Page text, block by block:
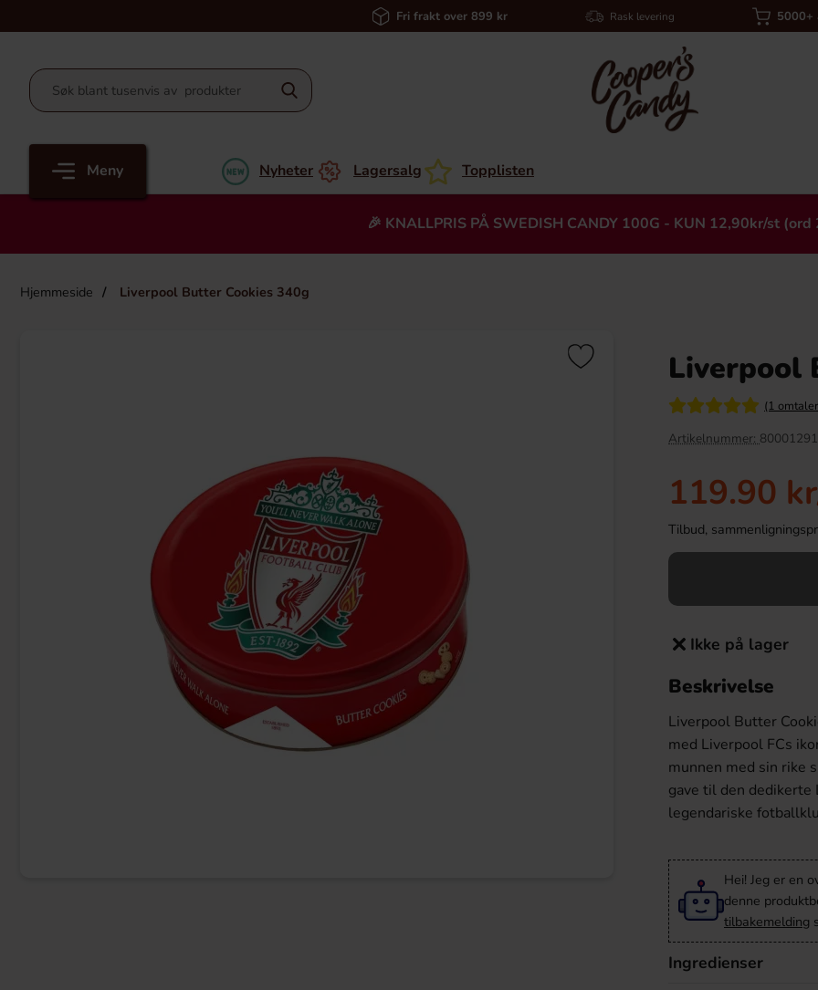
Fri frakt over 899 kr Rask levering 5000+
Meny Nyheter Lagersalg Topplisten
🎉 KNALLPRIS PÅ SWEDISH CANDY 100G - KUN 12,90kr/st (ord
Hjemmeside Liverpool Butter Cookies 340g
Heading
Samyang Buldak Carbo Hot Chicken
Flavor Ramen 130g
38.90 kr
-33%
Toblerone White Chocolate Bar 340g
119.90 kr 79.90 kr
Köp
Liverpool
(1
Artikelnummer:
119.90 kr
Tilbud,
Ikke på lager
Beskrivelse
Liverpool Butter
med Liverpool FCs
munnen med sin rike
gave til den
legendariske
Hei! Jeg er en
denne
tilbakemelding
Ingredienser